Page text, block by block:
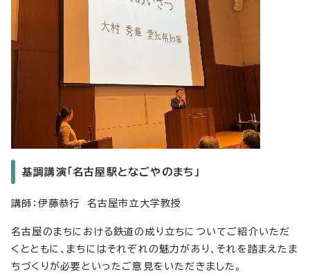
基調講演「名古屋駅となごやのまち」
講師：伊藤恭行 名古屋市立大学教授
名古屋のまちにおける鉄道の成り立ちについてご紹介いただ
くとともに、まちにはそれぞれの魅力があり、それを踏まえたま
ちづくりが必要といったご意見をいただきました。